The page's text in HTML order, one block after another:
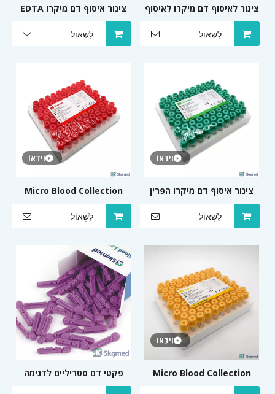
צינור לאיסוף דם מיקרו לאיסוף
לִשְׁאוֹל
צינור איסוף דם מיקרו EDTA
מ'ל
לִשְׁאוֹל
וִידֵאוֹ
צינור איסוף דם מיקרו הפרין
או 1.0 מ'ל
לִשְׁאוֹל
וִידֵאוֹ
Micro Blood Collection
רגיל 0.5 מ'ל או 1.0 מ'ל
לִשְׁאוֹל
וִידֵאוֹ
Micro Blood Collection
Tube Gel+Clot Activator
פקטי דם סטריליים לדגימה